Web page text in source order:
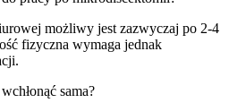
możliwy jest zazwyczaj po 2-4
fizyczna wymaga jednak
sama?